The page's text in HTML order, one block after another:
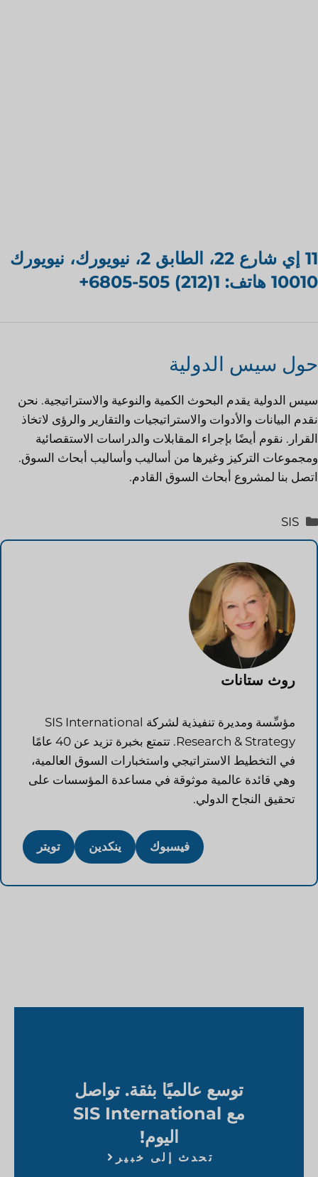
11 إي شارع 22، الطابق 2، نيويورك، نيويورك
10010 هاتف: 1(212) 505-6805+
حول سيس الدولية
سيس الدولية يقدم البحوث الكمية والنوعية والاستراتيجية. نحن
نقدم البيانات والأدوات والاستراتيجيات والتقارير والرؤى لاتخاذ
القرار. نقوم أيضًا بإجراء المقابلات والدراسات الاستقصائية
ومجموعات التركيز وغيرها من أساليب وأساليب أبحاث السوق.
اتصل بنا لمشروع أبحاث السوق القادم.
التصنيفات
SIS
روث ستانات
مؤسِّسة ومديرة تنفيذية لشركة SIS International
Research & Strategy. تتمتع بخبرة تزيد عن 40 عامًا
في التخطيط الاستراتيجي واستخبارات السوق العالمية،
وهي قائدة عالمية موثوقة في مساعدة المؤسسات على
تحقيق النجاح الدولي.
فيسبوك ينكدين تويتر
توسع عالميًا بثقة. تواصل
مع SIS International
اليوم!
تحدث إلى خبير